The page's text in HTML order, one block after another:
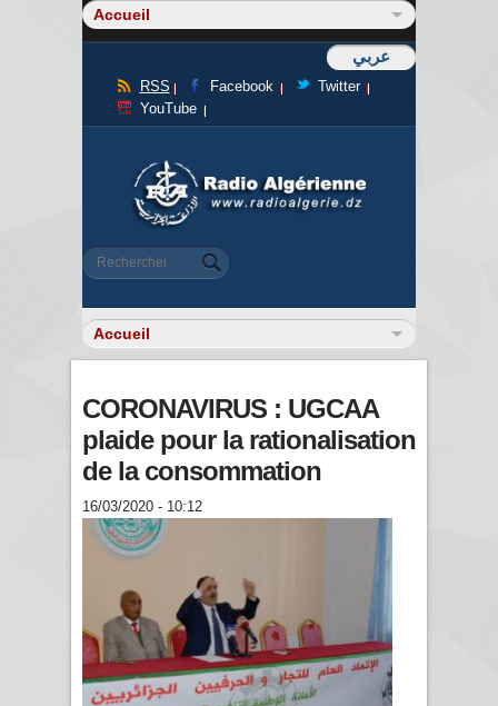
عربي
RSS Facebook
Twitter
YouTube
Formulaire de recherche
Rechercher
CORONAVIRUS : UGCAA
plaide pour la rationalisation
de la consommation
16/03/2020 - 10:12